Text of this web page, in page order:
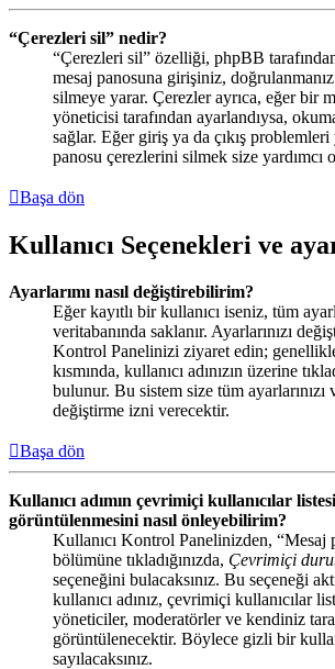
“Çerezleri sil” nedir?
“Çerezleri sil” özelliği, phpBB
mesaj panosuna girişiniz,
silmeye yarar. Çerezler ayrıca, eğer bir
yöneticisi tarafından ayarlandıysa,
sağlar. Eğer giriş ya da çıkış problemleri
panosu çerezlerini silmek size yardımcı
Başa dön
Kullanıcı Seçenekleri ve
Ayarlarımı nasıl değiştirebilirim?
Eğer kayıtlı bir kullanıcı iseniz, tüm
veritabanında saklanır. Ayarlarınızı
Kontrol Panelinizi ziyaret edin;
kısmında, kullanıcı adınızın üzerine
bulunur. Bu sistem size tüm
değiştirme izni verecektir.
Başa dön
Kullanıcı adımın çevrimiçi kullanıcılar
görüntülenmesini nasıl önleyebilirim?
Kullanıcı Kontrol Panelinizden, “Mesaj
bölümüne tıkladığınızda, Çevrimiçi
seçeneğini bulacaksınız. Bu seçeneği
kullanıcı adınız, çevrimiçi kullanıcılar
yöneticiler, moderatörler ve kendiniz
görüntülenecektir. Böylece gizli bir
sayılacaksınız.